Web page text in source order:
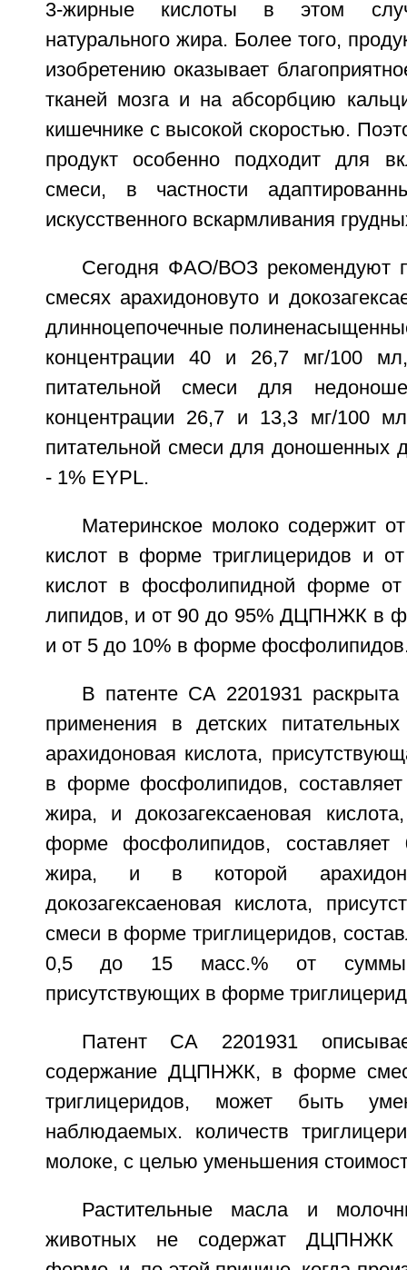
3-жирные кислоты в этом
натурального жира. Более того,
изобретению оказывает
тканей мозга и на абсорбцию
кишечнике с высокой скоростью.
продукт особенно подходит для
смеси, в частности
искусственного вскармливания
Сегодня ФАО/ВОЗ рекомендуют
смесях арахидоновуто и
длинноцепочечные
концентрации 40 и 26,7 мг/100 мл,
питательной смеси для
концентрации 26,7 и 13,3 мг/100
питательной смеси для доношенных
- 1% EYPL.
Материнское молоко содержит
кислот в форме триглицеридов и
кислот в фосфолипидной форме от
липидов, и от 90 до 95% ДЦПНЖК в
и от 5 до 10% в форме
В патенте СА 2201931
применения в детских
арахидоновая кислота,
в форме фосфолипидов,
жира, и докозагексаеновая
форме фосфолипидов, составляет
жира, и в которой
докозагексаеновая кислота,
смеси в форме триглицеридов,
0,5 до 15 масс.% от суммы
присутствующих в форме
Патент СА 2201931
содержание ДЦПНЖК, в форме
триглицеридов, может быть
наблюдаемых. количеств
молоке, с целью уменьшения
Растительные масла и
животных не содержат ДЦПНЖК